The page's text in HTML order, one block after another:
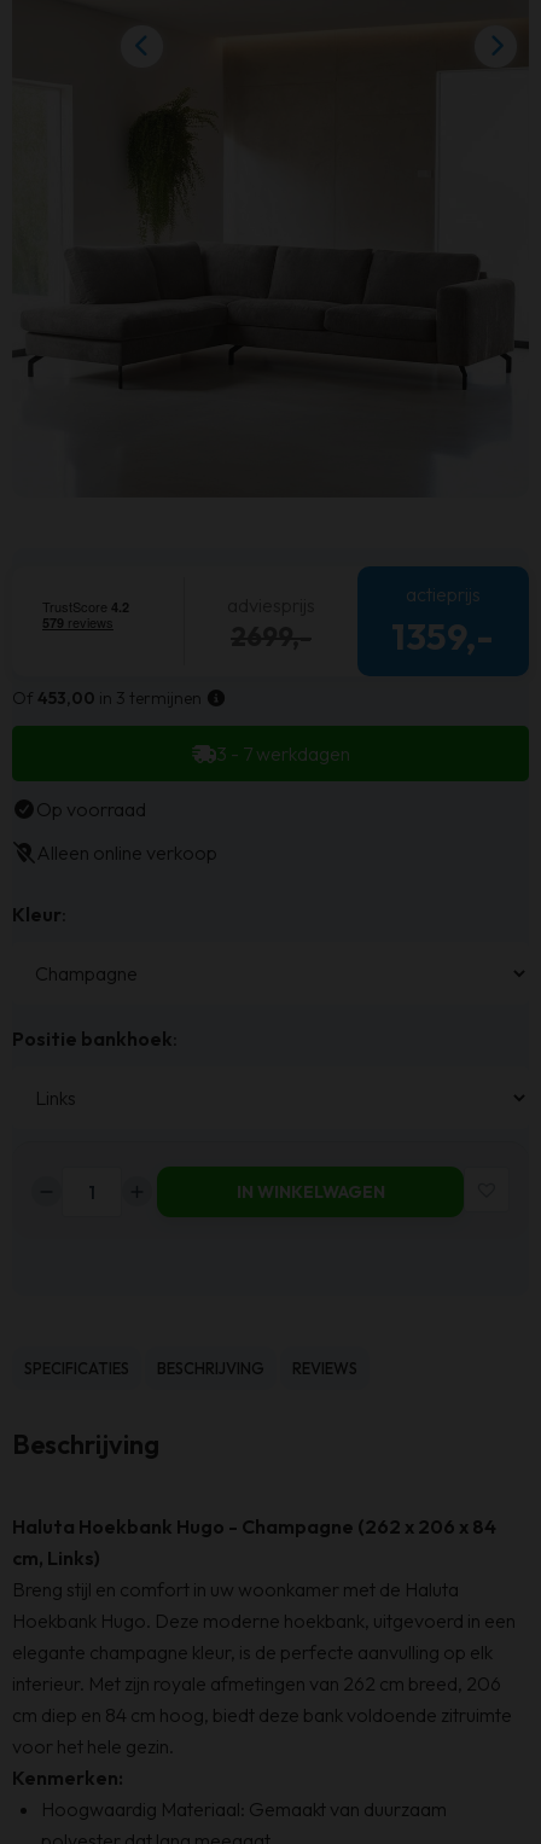
actieprijs
1359,-
Of 453,00 in 3 termijnen
3 - 7 werkdagen
Op voorraad
Alleen online verkoop
Kleur
Positie bankhoek
262
x
cm
-
Champagne
-
Links
aantal
IN WINKELWAGEN
SPECIFICATIES BESCHRIJVING REVIEWS
Beschrijving
Haluta Hoekbank Hugo - Champagne (262 x 206 x 84
cm, Links)
Breng stijl en comfort in uw woonkamer met de Haluta
Hoekbank Hugo. Deze moderne hoekbank, uitgevoerd in een
elegante champagne kleur, is de perfecte aanvulling op elk
interieur. Met zijn royale afmetingen van 262 cm breed, 206
cm diep en 84 cm hoog, biedt deze bank voldoende zitruimte
voor het hele gezin.
Kenmerken:
Hoogwaardig Materiaal: Gemaakt van duurzaam